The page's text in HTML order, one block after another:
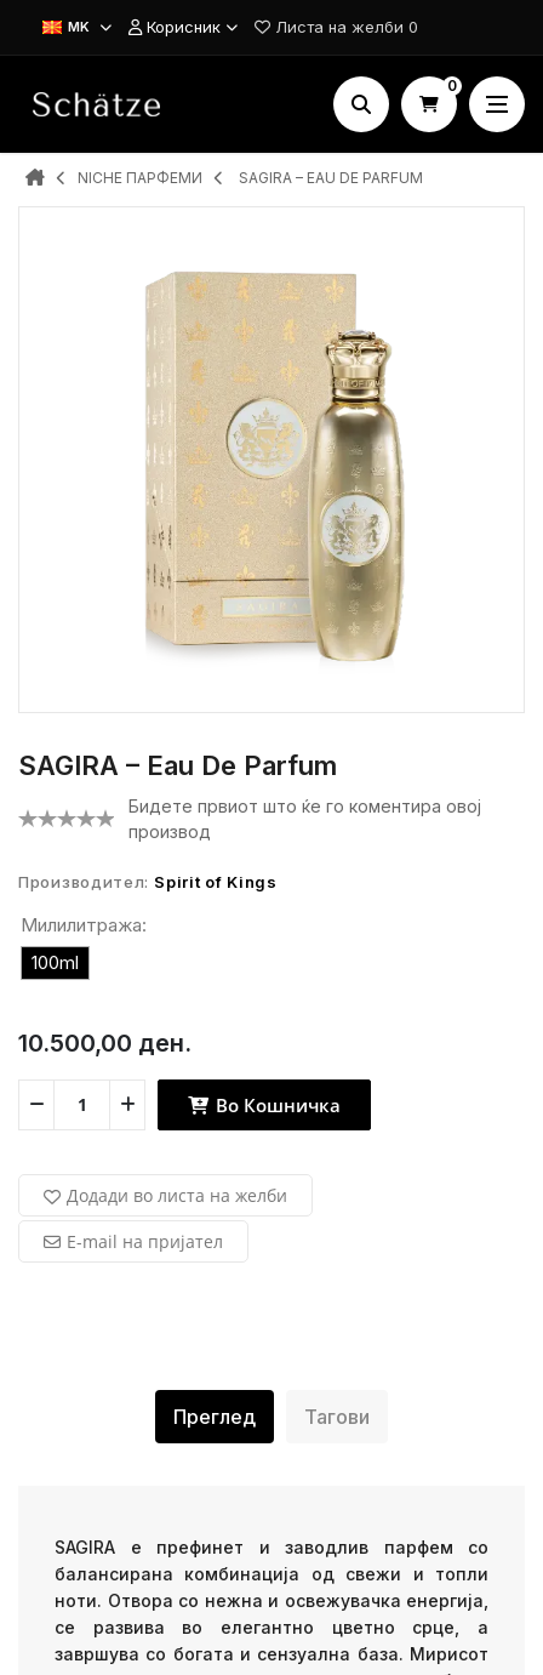
MK Корисник Листа на желби 0
0
NICHE ПАРФЕМИ SAGIRA – EAU DE PARFUM
SAGIRA – Eau De Parfum
Бидете првиот што ќе го коментира овој
производ
Производител: Spirit of Kings
Милилитража:
100ml
10.500,00 ден.
Во Кошничка
Додади во листа на желби
E-mail на пријател
Преглед Тагови
SAGIRA е префинет и заводлив парфем со
балансирана комбинација од свежи и топли
ноти. Отвора со нежна и освежувачка енергија,
се развива во елегантно цветно срце, а
завршува со богата и сензуална база. Мирисот